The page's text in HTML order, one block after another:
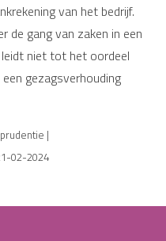
van het bedrijf.
de gang van zaken in een
niet tot het oordeel
gezagsverhouding
|
02-2024